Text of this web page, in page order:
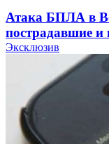
Атака БПЛА в
пострадавшие
Волгоградские
рейтинга:
для
Эксклюзив